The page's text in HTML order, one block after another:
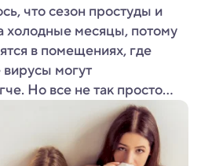
что сезон простуды и
холодные месяцы, потому
в помещениях, где
могут
Но все не так просто...